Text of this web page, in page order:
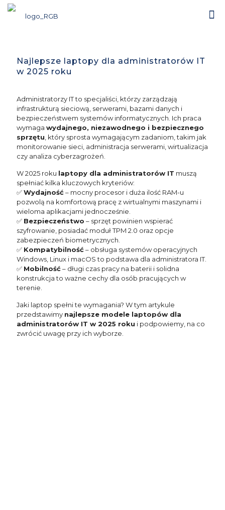
Najlepsze laptopy dla administratorów IT
w 2025 roku
Administratorzy IT to specjaliści, którzy zarządzają
infrastrukturą sieciową, serwerami, bazami danych i
bezpieczeństwem systemów informatycznych. Ich praca
wymaga wydajnego, niezawodnego i bezpiecznego
sprzętu , który sprosta wymagającym zadaniom, takim jak
monitorowanie sieci, administracja serwerami, wirtualizacja
czy analiza cyberzagrożeń.
W 2025 roku laptopy dla administratorów IT muszą
spełniać kilka kluczowych kryteriów:
✅Wydajność– mocny procesor i duża ilość RAM-u
pozwolą na komfortową pracę z wirtualnymi maszynami i
wieloma aplikacjami jednocześnie.
✅ Bezpieczeństwo – sprzęt powinien wspierać
szyfrowanie, posiadać moduł TPM 2.0 oraz opcje
zabezpieczeń biometrycznych.
✅ Kompatybilność– obsługa systemów operacyjnych
Windows, Linux i macOS to podstawa dla administratora IT.
✅ Mobilność– długi czas pracy na baterii i solidna
konstrukcja to ważne cechy dla osób pracujących w
terenie.
Jaki laptop spełni te wymagania? W tym artykule
przedstawimy najlepsze modele laptopów dla
administratorów IT w 2025 roku i podpowiemy, na co
zwrócić uwagę przy ich wyborze.